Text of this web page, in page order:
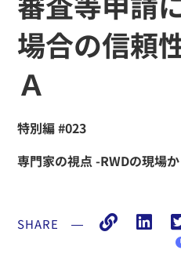
場合の信頼
Ａ
特別編 #023
専門家の視点 -RWDの現場
SHARE
―